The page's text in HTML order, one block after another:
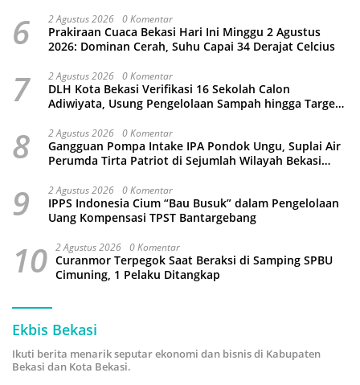
6 2 Agustus 2026 0 Komentar
Prakiraan Cuaca Bekasi Hari Ini Minggu 2 Agustus
2026: Dominan Cerah, Suhu Capai 34 Derajat Celcius
7 2 Agustus 2026 0 Komentar
DLH Kota Bekasi Verifikasi 16 Sekolah Calon
Adiwiyata, Usung Pengelolaan Sampah hingga Target
8 2 Agustus 2026 0 Komentar
Gangguan Pompa Intake IPA Pondok Ungu, Suplai Air
Perumda Tirta Patriot di Sejumlah Wilayah Bekasi
9 2 Agustus 2026 0 Komentar
IPPS Indonesia Cium “Bau Busuk” dalam Pengelolaan
Uang Kompensasi TPST Bantargebang
10 2 Agustus 2026 0 Komentar
Curanmor Terpegok Saat Beraksi di Samping SPBU
Cimuning, 1 Pelaku Ditangkap
Ekbis Bekasi
Ikuti berita menarik seputar ekonomi dan bisnis di Kabupaten
Bekasi dan Kota Bekasi.